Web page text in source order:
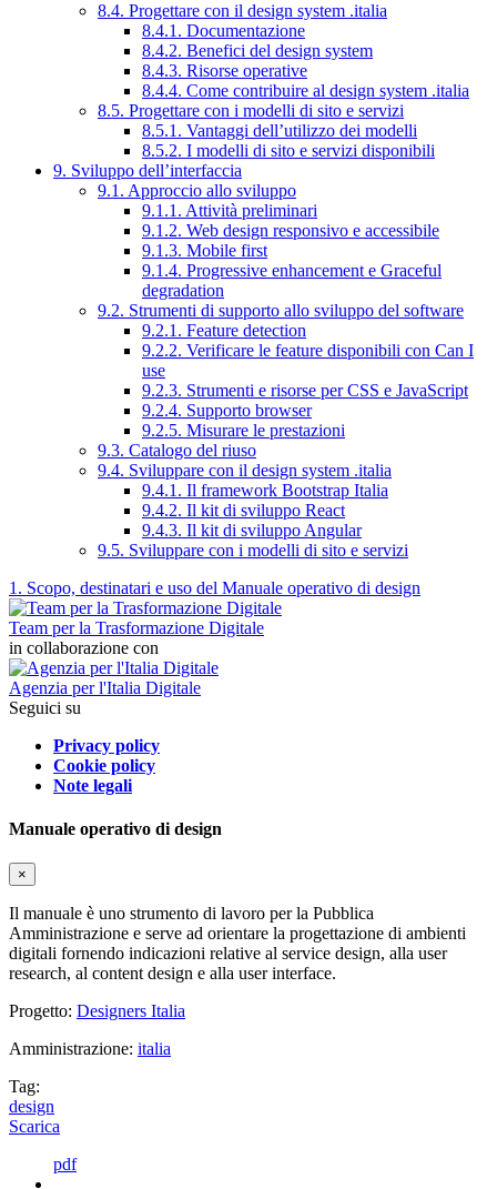
8.4. Progettare con il design system .italia
8.4.1. Documentazione
8.4.2. Benefici del design system
8.4.3. Risorse operative
8.4.4. Come contribuire al design system .italia
8.5. Progettare con i modelli di sito e servizi
8.5.1. Vantaggi dell’utilizzo dei modelli
8.5.2. I modelli di sito e servizi disponibili
9. Sviluppo dell’interfaccia
9.1. Approccio allo sviluppo
9.1.1. Attività preliminari
9.1.2. Web design responsivo e accessibile
9.1.3. Mobile first
9.1.4. Progressive enhancement e Graceful
degradation
9.2. Strumenti di supporto allo sviluppo del software
9.2.1. Feature detection
9.2.2. Verificare le feature disponibili con Can I
use
9.2.3. Strumenti e risorse per CSS e JavaScript
9.2.4. Supporto browser
9.2.5. Misurare le prestazioni
9.3. Catalogo del riuso
9.4. Sviluppare con il design system .italia
9.4.1. Il framework Bootstrap Italia
9.4.2. Il kit di sviluppo React
9.4.3. Il kit di sviluppo Angular
9.5. Sviluppare con i modelli di sito e servizi
1. Scopo, destinatari e uso del Manuale operativo di design
Team per la Trasformazione Digitale
in collaborazione con
Agenzia per l'Italia Digitale
Seguici su
Privacy policy
Cookie policy
Note legali
Manuale operativo di design
×
Il manuale è uno strumento di lavoro per la Pubblica
Amministrazione e serve ad orientare la progettazione di ambienti
digitali fornendo indicazioni relative al service design, alla user
research, al content design e alla user interface.
Progetto: Designers Italia
Amministrazione: italia
Tag:
design
Scarica
pdf